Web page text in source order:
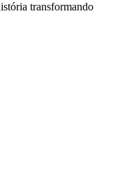
transformando